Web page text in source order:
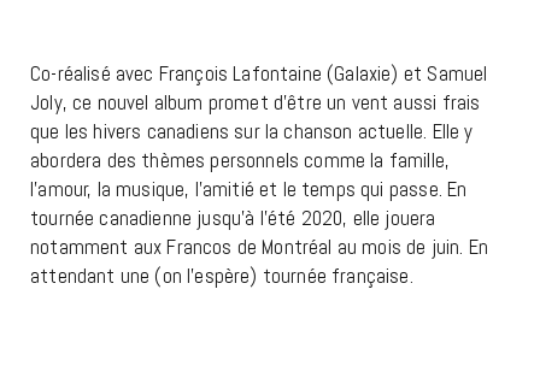
Co-réalisé avec François Lafontaine (Galaxie) et Samuel
Joly, ce nouvel album promet d’être un vent aussi frais
que les hivers canadiens sur la chanson actuelle. Elle y
abordera des thèmes personnels comme la famille,
l’amour, la musique, l’amitié et le temps qui passe. En
tournée canadienne jusqu’à l’été 2020, elle jouera
notamment aux Francos de Montréal au mois de juin. En
attendant une (on l’espère) tournée française.